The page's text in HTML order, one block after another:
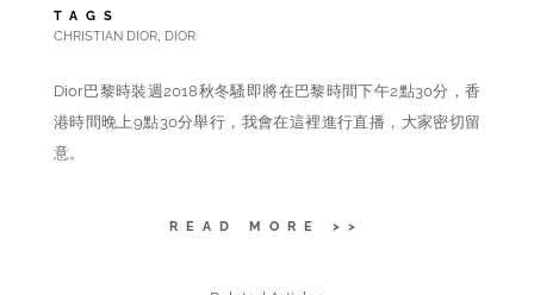
TAGS
CHRISTIAN DIOR, DIOR
Dior巴黎時裝週2018秋冬騷即將在巴黎時間下午2點30分，香
港時間 晚上9點30分舉行，我會在這裡進行直播，大家密切留
意。
READ MORE >>